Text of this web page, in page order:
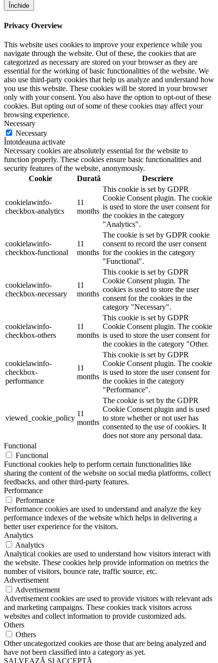
Închide
Privacy Overview
This website uses cookies to improve your experience while you
navigate through the website. Out of these, the cookies that are
categorized as necessary are stored on your browser as they are
essential for the working of basic functionalities of the website. We
also use third-party cookies that help us analyze and understand how
you use this website. These cookies will be stored in your browser
only with your consent. You also have the option to opt-out of these
cookies. But opting out of some of these cookies may affect your
browsing experience.
Necessary
Necessary
Întotdeauna activate
Necessary cookies are absolutely essential for the website to
function properly. These cookies ensure basic functionalities and
security features of the website, anonymously.
Cookie
Durată Descriere
cookielawinfo-
checkbox-analytics
11
months
This cookie is set by GDPR
Cookie Consent plugin. The cookie
is used to store the user consent for
the cookies in the category
"Analytics".
cookielawinfo-
checkbox-functional
11
months
The cookie is set by GDPR cookie
consent to record the user consent
for the cookies in the category
"Functional".
cookielawinfo-
checkbox-necessary
11
months
This cookie is set by GDPR
Cookie Consent plugin. The
cookies is used to store the user
consent for the cookies in the
category "Necessary".
cookielawinfo-
checkbox-others
11
months
This cookie is set by GDPR
Cookie Consent plugin. The cookie
is used to store the user consent for
the cookies in the category "Other.
cookielawinfo-
checkbox-
performance
11
months
This cookie is set by GDPR
Cookie Consent plugin. The cookie
is used to store the user consent for
the cookies in the category
"Performance".
viewed_cookie_policy
11
months
The cookie is set by the GDPR
Cookie Consent plugin and is used
to store whether or not user has
consented to the use of cookies. It
does not store any personal data.
Functional
Functional
Functional cookies help to perform certain functionalities like
sharing the content of the website on social media platforms, collect
feedbacks, and other third-party features.
Performance
Performance
Performance cookies are used to understand and analyze the key
performance indexes of the website which helps in delivering a
better user experience for the visitors.
Analytics
Analytics
Analytical cookies are used to understand how visitors interact with
the website. These cookies help provide information on metrics the
number of visitors, bounce rate, traffic source, etc.
Advertisement
Advertisement
Advertisement cookies are used to provide visitors with relevant ads
and marketing campaigns. These cookies track visitors across
websites and collect information to provide customized ads.
Others
Others
Other uncategorized cookies are those that are being analyzed and
have not been classified into a category as yet.
SALVEAZĂ ȘI ACCEPTĂ